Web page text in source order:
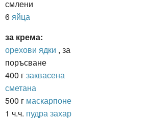
смлени
6 яйца
за крема:
орехови ядки , за
поръсване
400 гзаквасена
сметана
500 г маскарпоне
1 ч.ч. пудра захар